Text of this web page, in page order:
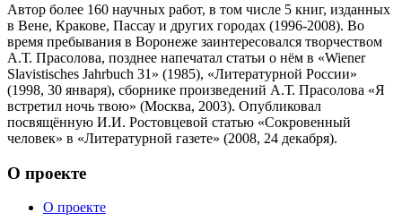
Автор более 160 научных работ, в том числе 5 книг, изданных
в Вене, Кракове, Пассау и других городах (1996-2008). Во
время пребывания в Воронеже заинтересовался творчеством
А.Т. Прасолова, позднее напечатал статьи о нём в «Wiener
Slavistisches Jahrbuch 31» (1985), «Литературной России»
(1998, 30 января), сборнике произведений А.Т. Прасолова «Я
встретил ночь твою» (Москва, 2003). Опубликовал
посвящённую И.И. Ростовцевой статью «Сокровенный
человек» в «Литературной газете» (2008, 24 декабря).
О проекте
О проекте